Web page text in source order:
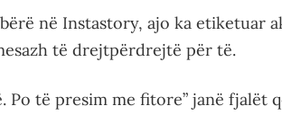
në Instastory, ajo ka etiketuar
të drejtpërdrejtë për të.
Po të presim me fitore” janë fjalët